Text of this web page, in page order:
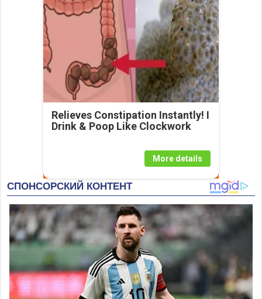
Relieves Constipation Instantly! I
Drink & Poop Like Clockwork
More details